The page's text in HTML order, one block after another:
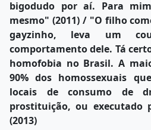
bigodudo por aí. Para
mesmo" (2011) / "O filho
gayzinho, leva um
comportamento dele. Tá
homofobia no Brasil. A
90% dos homossexuais
locais de consumo de
prostituição, ou executado
(2013)